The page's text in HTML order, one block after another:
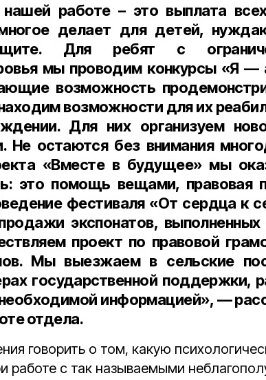
нашей работе – это выплата
делает для детей,
Для ребят с
мы проводим конкурсы «Я —
возможность
возможности для их
Для них организуем
Не остаются без внимания
«Вместе в будущее» мы
это помощь вещами, правовая
фестиваля «От сердца к
экспонатов, выполненных
проект по правовой
Мы выезжаем в сельские
государственной поддержки,
информацией», —
отдела.
говорить о том, какую
работе с так называемыми